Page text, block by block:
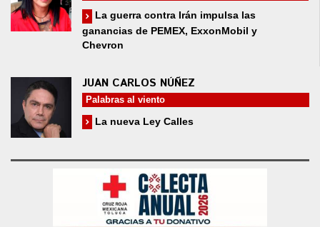
La guerra contra Irán impulsa las
ganancias de PEMEX, ExxonMobil y
Chevron
JUAN CARLOS NÚÑEZ
Palabras al viento
La nueva Ley Calles